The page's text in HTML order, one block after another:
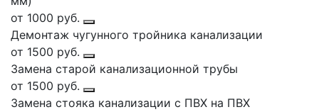
от 1000 руб.
Демонтаж чугунного тройника канализации
от 1500 руб.
Замена старой канализационной трубы
от 1500 руб.
Замена стояка канализации с ПВХ на ПВХ